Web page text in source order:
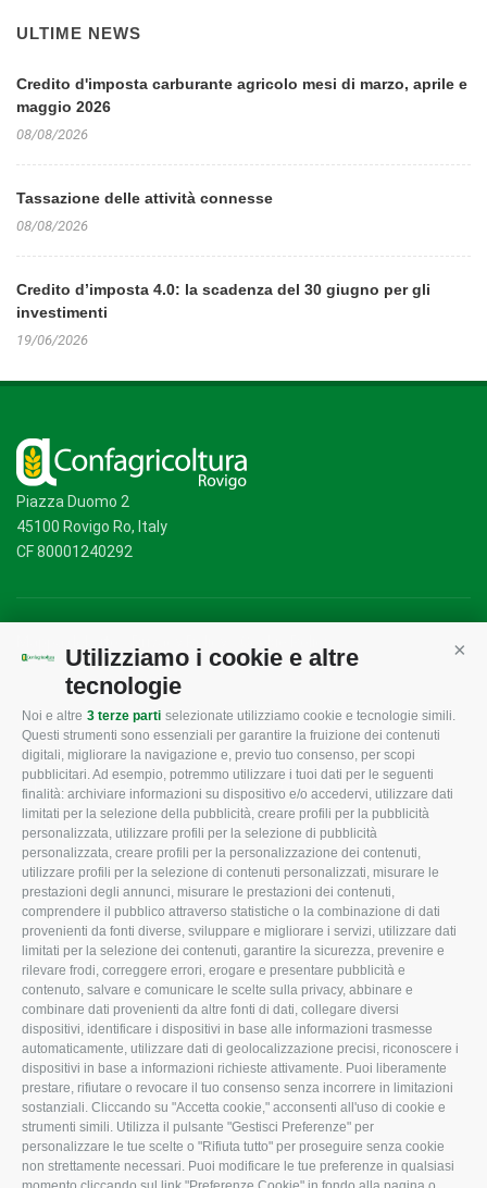
Utilizziamo i cookie e altre
tecnologie
Noi e altre 3 terze parti selezionate utilizziamo cookie e tecnologie simili.
Questi strumenti sono essenziali per garantire la fruizione dei contenuti
digitali, migliorare la navigazione e, previo tuo consenso, per scopi
pubblicitari. Ad esempio, potremmo utilizzare i tuoi dati per le seguenti
finalità: archiviare informazioni su dispositivo e/o accedervi, utilizzare dati
limitati per la selezione della pubblicità, creare profili per la pubblicità
personalizzata, utilizzare profili per la selezione di pubblicità
personalizzata, creare profili per la personalizzazione dei contenuti,
utilizzare profili per la selezione di contenuti personalizzati, misurare le
prestazioni degli annunci, misurare le prestazioni dei contenuti,
comprendere il pubblico attraverso statistiche o la combinazione di dati
provenienti da fonti diverse, sviluppare e migliorare i servizi, utilizzare dati
limitati per la selezione dei contenuti, garantire la sicurezza, prevenire e
rilevare frodi, correggere errori, erogare e presentare pubblicità e
contenuto, salvare e comunicare le scelte sulla privacy, abbinare e
combinare dati provenienti da altre fonti di dati, collegare diversi
dispositivi, identificare i dispositivi in base alle informazioni trasmesse
automaticamente, utilizzare dati di geolocalizzazione precisi, riconoscere i
dispositivi in base a informazioni richieste attivamente. Puoi liberamente
prestare, rifiutare o revocare il tuo consenso senza incorrere in limitazioni
sostanziali. Cliccando su "Accetta cookie," acconsenti all'uso di cookie e
strumenti simili. Utilizza il pulsante "Gestisci Preferenze" per
personalizzare le tue scelte o "Rifiuta tutto" per proseguire senza cookie
non strettamente necessari. Puoi modificare le tue preferenze in qualsiasi
ULTIME NEWS
Credito d'imposta carburante agricolo mesi di marzo, aprile e
maggio 2026
08/08/2026
Tassazione delle attività connesse
08/08/2026
Credito d’imposta 4.0: la scadenza del 30 giugno per gli
investimenti
19/06/2026
Piazza Duomo 2
45100 Rovigo Ro, Italy
CF 80001240292
CONFAGRICOLTURA
ROVIGO
L'Associazione
Missione e Progetto
Organigramma aziendale
I Nostri Servizi
Uffici della Sede
provinciale
Le Sedi di Zona
Agricoltori S.r.l.
Whistleblowing
Confagricoltura Rovigo e
Agricoltori srl
CONFAGRICOLTURA
INFORMA
Tecnico
Fiscale
Lavoro
Ambiente
Associazione
CONFAGRICOLTURA
ATTIVA
Notizie in evidenza
Eventi
Comunicati Stampa
Video
Iscrizione Newsletter